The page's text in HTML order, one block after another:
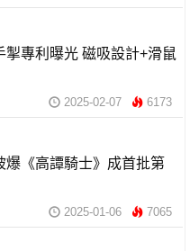
掣專利曝光 磁吸設計+滑鼠
2025-02-07 6173
爆《高譚騎士》成首批第
2025-01-06 7065